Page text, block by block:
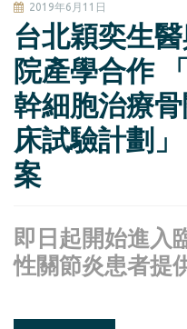
2019年6月11日
台北穎奕生
院產學合作
幹細胞治療
床試驗計劃
案
即日起開始進入
性關節炎患者提